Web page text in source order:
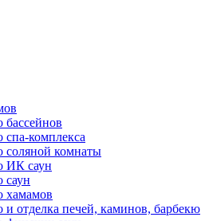
бассейнов
спа-комплекса
соляной комнаты
ИК саун
саун
хамамов
и отделка печей, каминов, барбекю